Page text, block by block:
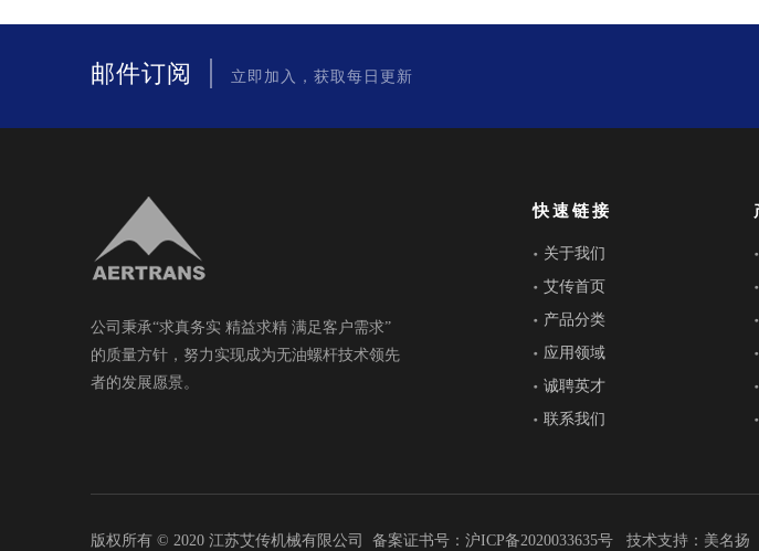
邮件订阅 | 立即加入，获取每日更新
公司秉承“求真务实 精益求精 满足客户需求”
的质量方针，努力实现成为无油螺杆技术领先
者的发展愿景。
快速链接
关于我们
艾传首页
产品分类
应用领域
诚聘英才
联系我们
版权所有 © 2020 江苏艾传机械有限公司 备案证书号： 沪ICP备2020033635号 技术支持： 美名扬